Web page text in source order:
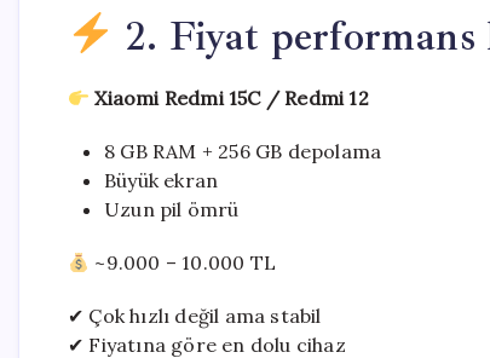
2. Fiyat performans
Xiaomi Redmi 15C / Redmi 12
8 GB RAM + 256 GB depolama
Büyük ekran
Uzun pil ömrü
~9.000 – 10.000 TL
✔ Çok hızlı değil ama stabil
✔ Fiyatına göre en dolu cihaz